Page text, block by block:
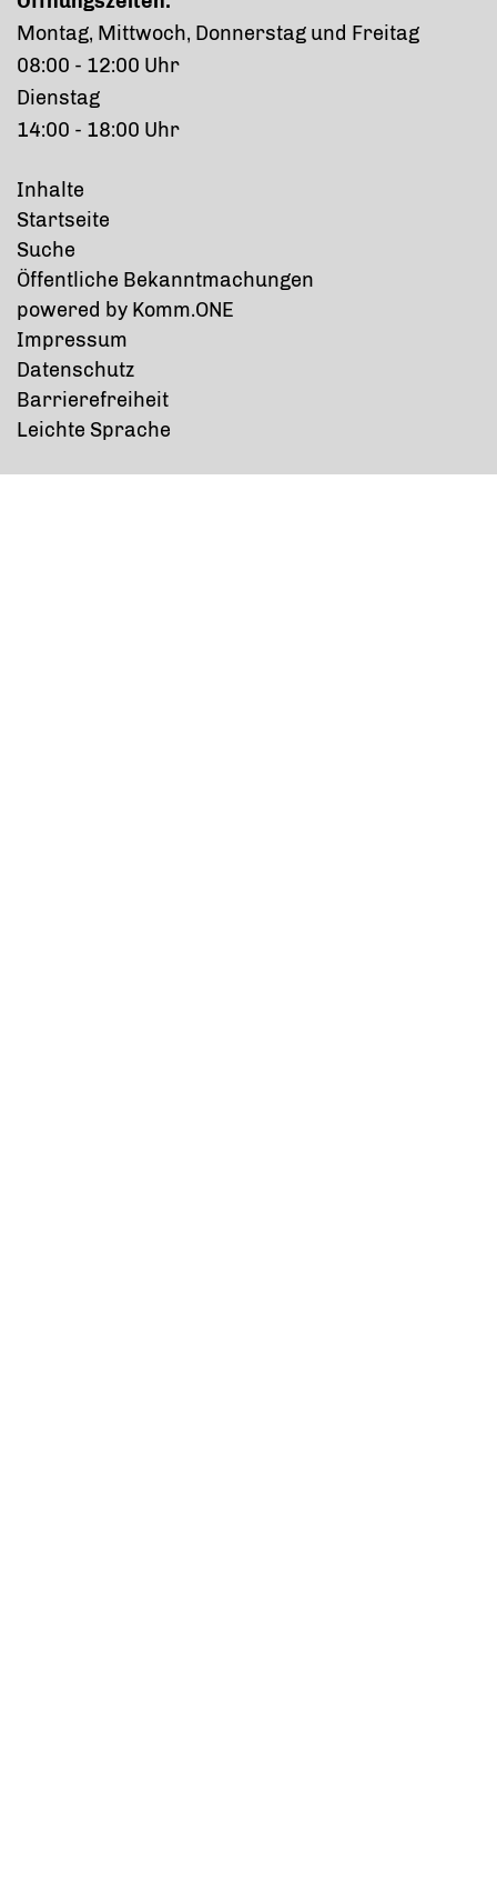
Montag, Mittwoch, Donnerstag und Freitag
08:00 - 12:00 Uhr
Dienstag
14:00 - 18:00 Uhr
Inhalte
Startseite
Suche
Öffentliche Bekanntmachungen
powered by Komm.ONE
Impressum
Datenschutz
Barrierefreiheit
Leichte Sprache